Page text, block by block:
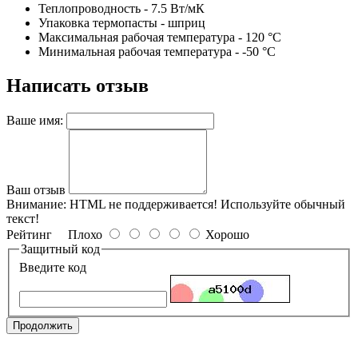
Теплопроводность - 7.5 Вт/мК
Упаковка термопасты - шприц
Максимальная рабочая температура - 120 °C
Минимальная рабочая температура - -50 °C
Написать отзыв
Ваше имя:
Ваш отзыв
Внимание: HTML не поддерживается! Используйте обычный
текст!
Рейтинг Плохо
Хорошо
Защитный код
Введите код
Продолжить